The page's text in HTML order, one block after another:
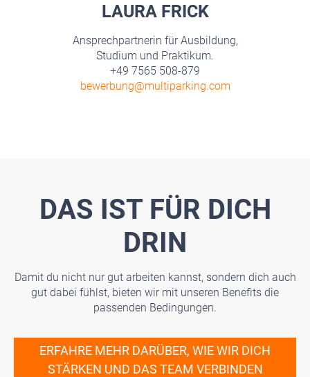
LAURA FRICK
Ansprechpartnerin für Ausbildung,
Studium und Praktikum.
+49 7565 508-879
bewerbung@multiparking.com
DAS IST FÜR DICH
DRIN
Damit du nicht nur gut arbeiten kannst, sondern dich auch
gut dabei fühlst, bieten wir mit unseren Benefits die
passenden Bedingungen.
ERFAHRE MEHR DARÜBER, WIE WIR DICH
STÄRKEN UND DAS TEAM VERBINDEN